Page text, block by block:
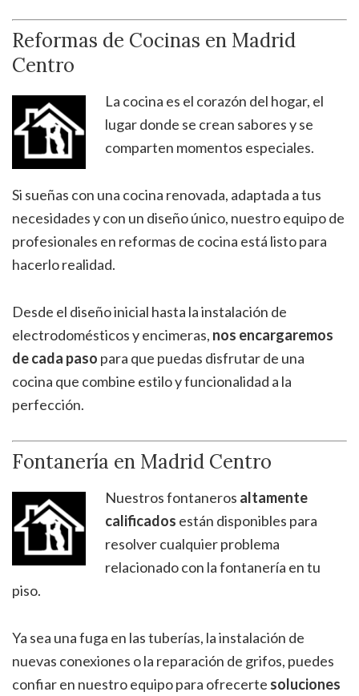
Reformas de Cocinas en Madrid
Centro
La cocina es el corazón del hogar, el
lugar donde se crean sabores y se
comparten momentos especiales.
Si sueñas con una cocina renovada, adaptada a tus
necesidades y con un diseño único, nuestro equipo de
profesionales en reformas de cocina está listo para
hacerlo realidad.
Desde el diseño inicial hasta la instalación de
electrodomésticos y encimeras, nos encargaremos
de cada paso para que puedas disfrutar de una
cocina que combine estilo y funcionalidad a la
perfección.
Fontanería en Madrid Centro
Nuestros fontaneros altamente
calificados están disponibles para
resolver cualquier problema
relacionado con la fontanería en tu
piso.
Ya sea una fuga en las tuberías, la instalación de
nuevas conexiones o la reparación de grifos, puedes
confiar en nuestro equipo para ofrecerte soluciones